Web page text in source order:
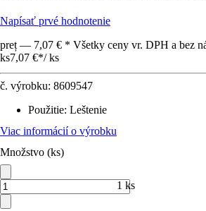
Napísať prvé hodnotenie
preț — 7,07 € * Všetky ceny vr. DPH a bez
ks7,07 €*/ ks
č. výrobku: 8609547
Použitie: Leštenie
Viac informácií o výrobku
Množstvo (ks)
1 ks